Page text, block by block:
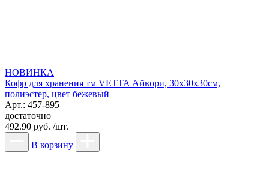
НОВИНКА
Кофр для хранения тм VETTA Айвори, 30x30x30см,
полиэстер, цвет бежевый
Арт.: 457-895
достаточно
492.90 руб. /шт.
В корзину